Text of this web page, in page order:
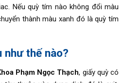
Nếu quỳ tím nào không đổi màu
thành màu xanh đó là quỳ tím
như thế nào?
Phạm Ngọc Thạch, giấy quỳ có